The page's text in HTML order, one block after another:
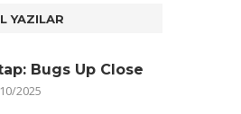
YAZILAR
Bugs Up Close
2025